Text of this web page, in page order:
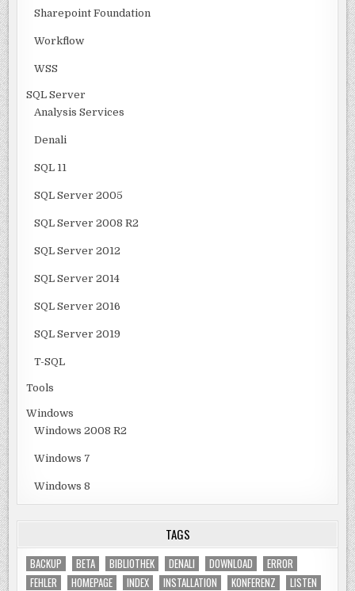
Sharepoint Foundation
Workflow
WSS
SQL Server
Analysis Services
Denali
SQL 11
SQL Server 2005
SQL Server 2008 R2
SQL Server 2012
SQL Server 2014
SQL Server 2016
SQL Server 2019
T-SQL
Tools
Windows
Windows 2008 R2
Windows 7
Windows 8
TAGS
BACKUP BETA BIBLIOTHEK DENALI DOWNLOAD
ERROR
FEHLER
HOMEPAGE INDEX INSTALLATION KONFERENZ
LISTEN